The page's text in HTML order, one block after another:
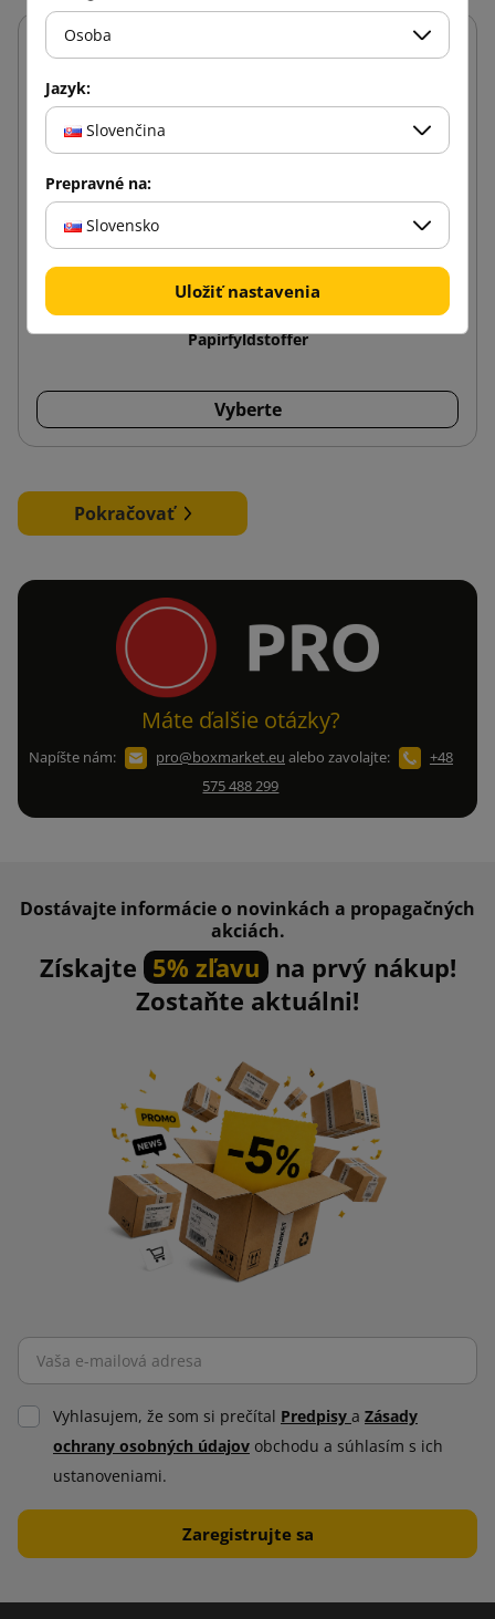
Papirfyldstoffer
Vyberte
Pokračovať
Máte ďalšie otázky?
Napíšte nám: pro@boxmarket.eu alebo zavolajte:
+48
575 488 299
Dostávajte informácie o novinkách a propagačných
akciách.
Získajte 5% zľavu na prvý nákup!
Zostaňte aktuálni!
Vyhlasujem, že som si prečítal Predpisy a Zásady
ochrany osobných údajov obchodu a súhlasím s ich
ustanoveniami.
Osoba
Jazyk:
Slovenčina
Prepravné na:
Slovensko
Uložiť nastavenia